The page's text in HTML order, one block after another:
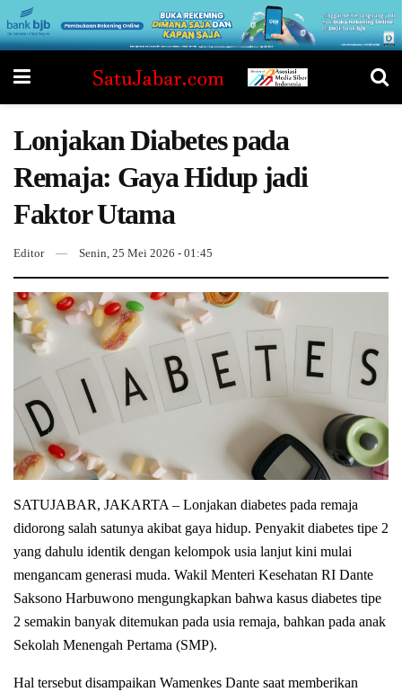
Lonjakan Diabetes pada
Remaja: Gaya Hidup jadi
Faktor Utama
Editor Senin, 25 Mei 2026 - 01:45
SATUJABAR, JAKARTA – Lonjakan diabetes pada remaja
didorong salah satunya akibat gaya hidup. Penyakit diabetes tipe 2
yang dahulu identik dengan kelompok usia lanjut kini mulai
mengancam generasi muda. Wakil Menteri Kesehatan RI Dante
Saksono Harbuwono mengungkapkan bahwa kasus diabetes tipe
2 semakin banyak ditemukan pada usia remaja, bahkan pada anak
Sekolah Menengah Pertama (SMP).
Hal tersebut disampaikan Wamenkes Dante saat memberikan